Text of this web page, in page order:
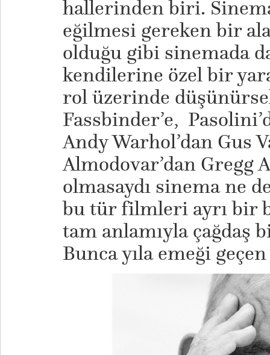
hallerinden biri.
eğilmesi gereken bir
olduğu gibi sinemada
kendilerine özel bir
rol üzerinde
Fassbinder’e,
Andy Warhol’dan Gus
Almodovar’dan Gregg
olmasaydı sinema ne
bu tür filmleri ayrı bir
tam anlamıyla çağdaş
Bunca yıla emeği